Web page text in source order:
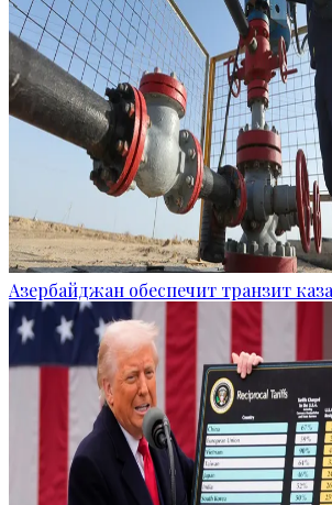
Азербайджан обеспечит транзит